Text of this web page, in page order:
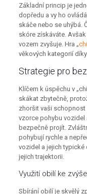
Základní princip je
dopředu a vy ho
skáče nebo se uhýbá.
skóre získáváte.
vozem zvyšuje. Hra „
věkových kategorií
Strategie pro
Klíčem k úspěchu v
skákat zbytečně,
zhoršit vaši schopnost
vzorce pohybu vozidel
bezpečně projít.
pohybují rychle a
vozidel a jejich typické
jejich trajektorii.
Využití obilí ke
Sbírání obilí je skvělý